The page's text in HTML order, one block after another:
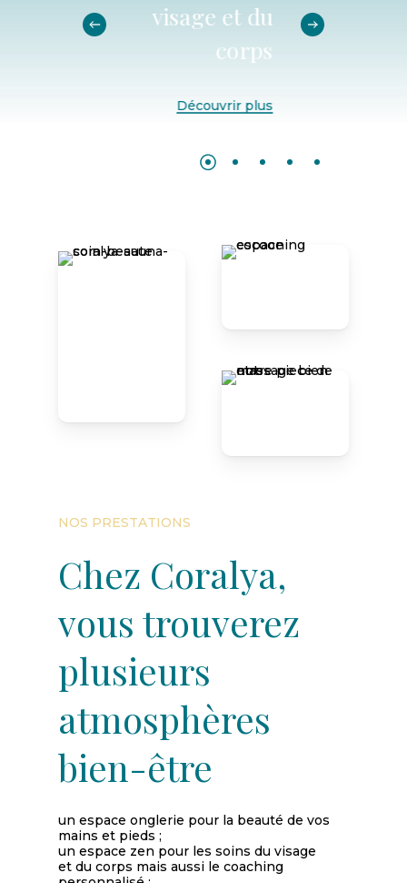
visage et du
corps
Découvrir plus
NOS PRESTATIONS
Chez Coralya,
vous trouverez
plusieurs
atmosphères
bien-être
un espace onglerie pour la beauté de vos
mains et pieds ;
un espace zen pour les soins du visage
et du corps mais aussi le coaching